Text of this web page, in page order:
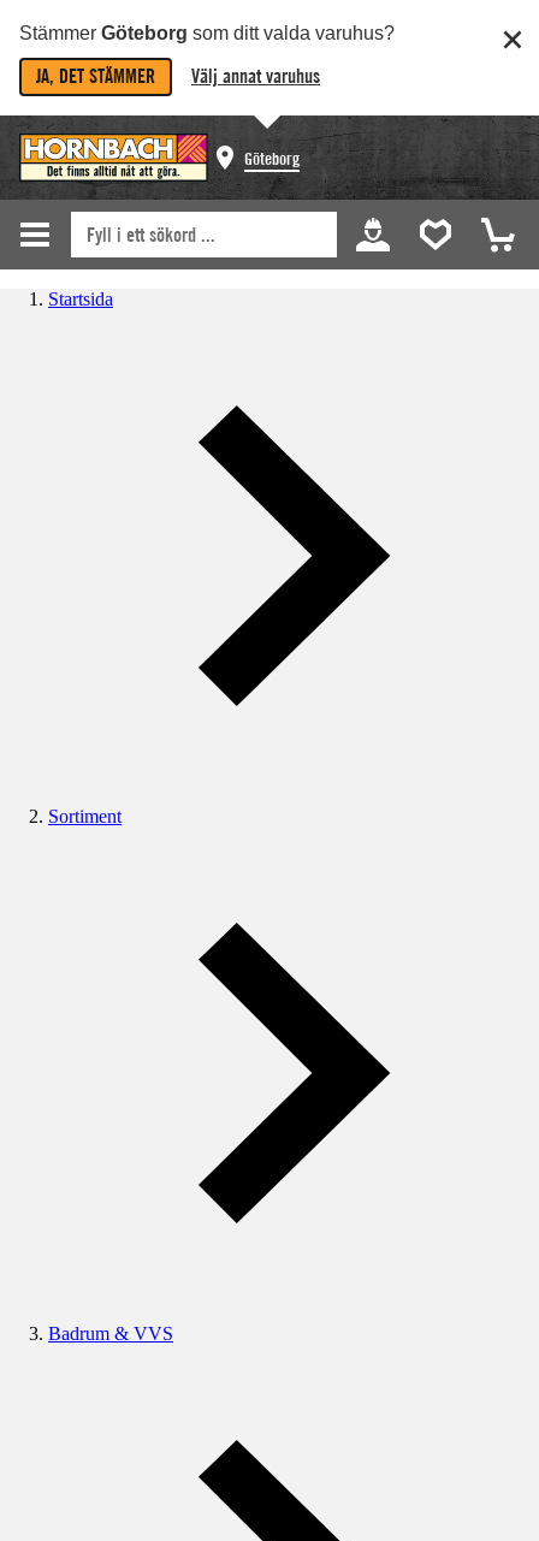
Stämmer Göteborg som ditt valda varuhus?
JA, DET STÄMMER Välj annat varuhus
Göteborg
Startsida
Sortiment
Badrum & VVS